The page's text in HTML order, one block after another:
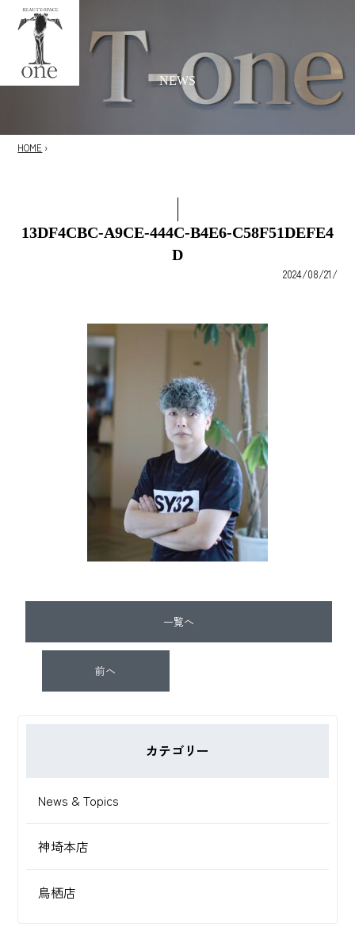
NEWS
HOME ›
13DF4CBC-A9CE-444C-B4E6-C58F51DEFE4
D
2024/08/21/
前へ
一覧へ
カテゴリー
News & Topics
神埼本店
鳥栖店